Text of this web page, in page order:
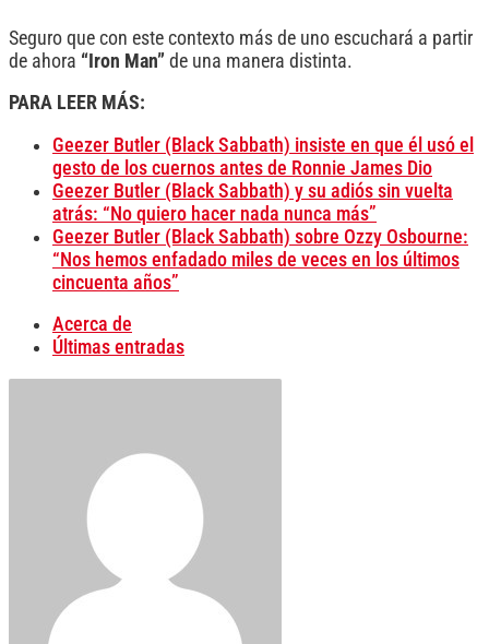
Seguro que con este contexto más de uno escuchará a partir
de ahora “Iron Man” de una manera distinta.
PARA LEER MÁS:
Geezer Butler (Black Sabbath) insiste en que él usó el
gesto de los cuernos antes de Ronnie James Dio
Geezer Butler (Black Sabbath) y su adiós sin vuelta
atrás: “No quiero hacer nada nunca más”
Geezer Butler (Black Sabbath) sobre Ozzy Osbourne:
“Nos hemos enfadado miles de veces en los últimos
cincuenta años”
Acerca de
Últimas entradas